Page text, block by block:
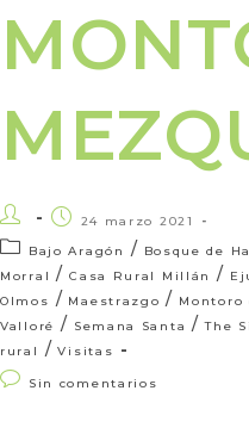
24 marzo 2021
Bajo Aragón
/ Bosque de
Morral / Casa Rural Millán /
Olmos / Maestrazgo / Montoro
Valloré / Semana Santa / The
rural
/ Visitas
Sin comentarios